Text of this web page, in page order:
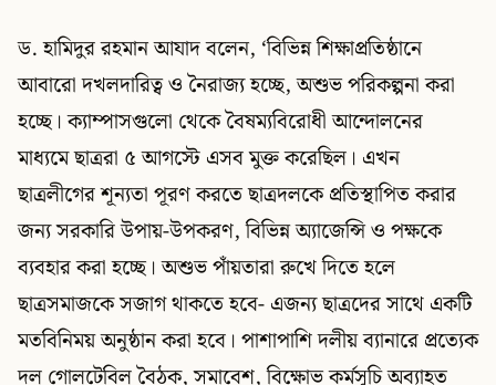
ড. হামিদুর রহমান আযাদ বলেন, ‘বিভিন্ন শিক্ষাপ্রতিষ্ঠানে
আবারো দখলদারিত্ব ও নৈরাজ্য হচ্ছে, অশুভ পরিকল্পনা করা
হচ্ছে। ক্যাম্পাসগুলো থেকে বৈষম্যবিরোধী আন্দোলনের
মাধ্যমে ছাত্ররা ৫ আগস্টে এসব মুক্ত করেছিল। এখন
ছাত্রলীগের শূন্যতা পূরণ করতে ছাত্রদলকে প্রতিস্থাপিত করার
জন্য সরকারি উপায়-উপকরণ, বিভিন্ন অ্যাজেন্সি ও পক্ষকে
ব্যবহার করা হচ্ছে। অশুভ পাঁয়তারা রুখে দিতে হলে
ছাত্রসমাজকে সজাগ থাকতে হবে- এজন্য ছাত্রদের সাথে একটি
মতবিনিময় অনুষ্ঠান করা হবে। পাশাপাশি দলীয় ব্যানারে প্রত্যেক
দল গোলটেবিল বৈঠক, সমাবেশ, বিক্ষোভ কর্মসূচি অব্যাহত